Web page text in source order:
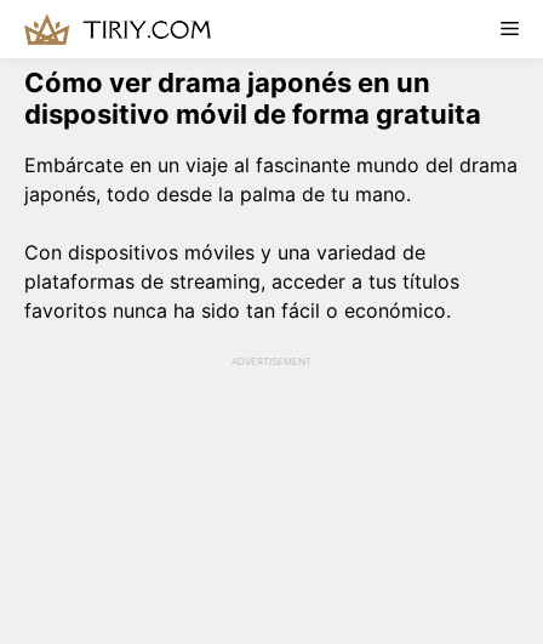
content
Cómo ver drama japonés en un
dispositivo móvil de forma gratuita
Embárcate en un viaje al fascinante mundo del drama
japonés, todo desde la palma de tu mano.
Con dispositivos móviles y una variedad de
plataformas de streaming, acceder a tus títulos
favoritos nunca ha sido tan fácil o económico.
ADVERTISEMENT